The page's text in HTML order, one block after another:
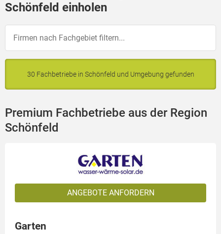
Schönfeld einholen
30 Fachbetriebe in Schönfeld und Umgebung gefunden
Premium Fachbetriebe aus der Region
Schönfeld
ANGEBOTE ANFORDERN
Garten